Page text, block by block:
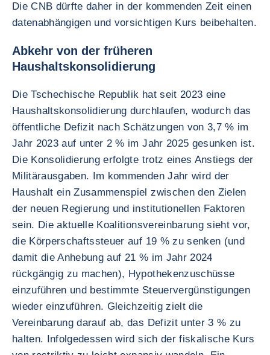
Die CNB dürfte daher in der kommenden Zeit einen
datenabhängigen und vorsichtigen Kurs beibehalten.
Abkehr von der früheren
Haushaltskonsolidierung
Die Tschechische Republik hat seit 2023 eine
Haushaltskonsolidierung durchlaufen, wodurch das
öffentliche Defizit nach Schätzungen von 3,7 % im
Jahr 2023 auf unter 2 % im Jahr 2025 gesunken ist.
Die Konsolidierung erfolgte trotz eines Anstiegs der
Militärausgaben. Im kommenden Jahr wird der
Haushalt ein Zusammenspiel zwischen den Zielen
der neuen Regierung und institutionellen Faktoren
sein. Die aktuelle Koalitionsvereinbarung sieht vor,
die Körperschaftssteuer auf 19 % zu senken (und
damit die Anhebung auf 21 % im Jahr 2024
rückgängig zu machen), Hypothekenzuschüsse
einzuführen und bestimmte Steuervergünstigungen
wieder einzuführen. Gleichzeitig zielt die
Vereinbarung darauf ab, das Defizit unter 3 % zu
halten. Infolgedessen wird sich der fiskalische Kurs